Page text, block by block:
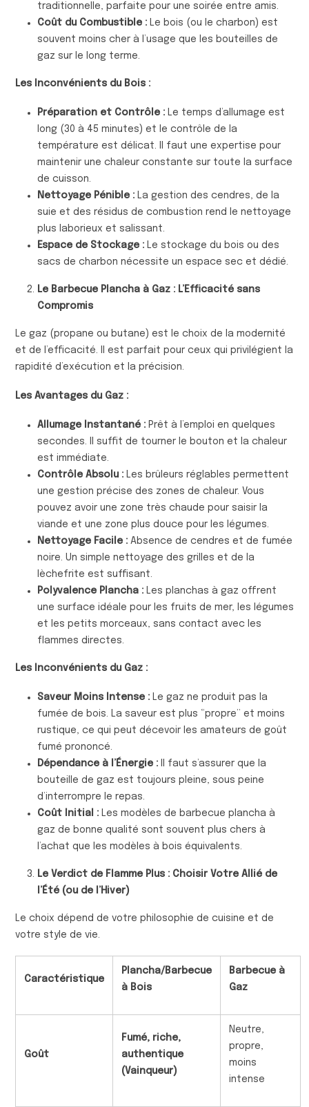
traditionnelle, parfaite pour une soirée entre amis.
Coût du Combustible : Le bois (ou le charbon) est
souvent moins cher à l’usage que les bouteilles de
gaz sur le long terme.
Les Inconvénients du Bois :
Préparation et Contrôle : Le temps d’allumage est
long (30 à 45 minutes) et le contrôle de la
température est délicat. Il faut une expertise pour
maintenir une chaleur constante sur toute la surface
de cuisson.
Nettoyage Pénible : La gestion des cendres, de la
suie et des résidus de combustion rend le nettoyage
plus laborieux et salissant.
Espace de Stockage : Le stockage du bois ou des
sacs de charbon nécessite un espace sec et dédié.
Le Barbecue Plancha à Gaz : L’Efficacité sans
Compromis
Le gaz (propane ou butane) est le choix de la modernité
et de l’efficacité. Il est parfait pour ceux qui privilégient la
rapidité d’exécution et la précision.
Les Avantages du Gaz :
Allumage Instantané : Prêt à l’emploi en quelques
secondes. Il suffit de tourner le bouton et la chaleur
est immédiate.
Contrôle Absolu : Les brûleurs réglables permettent
une gestion précise des zones de chaleur. Vous
pouvez avoir une zone très chaude pour saisir la
viande et une zone plus douce pour les légumes.
Nettoyage Facile : Absence de cendres et de fumée
noire. Un simple nettoyage des grilles et de la
lèchefrite est suffisant.
Polyvalence Plancha : Les planchas à gaz offrent
une surface idéale pour les fruits de mer, les légumes
et les petits morceaux, sans contact avec les
flammes directes.
Les Inconvénients du Gaz :
Saveur Moins Intense : Le gaz ne produit pas la
fumée de bois. La saveur est plus “propre” et moins
rustique, ce qui peut décevoir les amateurs de goût
fumé prononcé.
Dépendance à l’Énergie : Il faut s’assurer que la
bouteille de gaz est toujours pleine, sous peine
d’interrompre le repas.
Coût Initial : Les modèles de barbecue plancha à
gaz de bonne qualité sont souvent plus chers à
l’achat que les modèles à bois équivalents.
Le Verdict de Flamme Plus : Choisir Votre Allié de
l’Été (ou de l’Hiver)
Le choix dépend de votre philosophie de cuisine et de
votre style de vie.
Caractéristique
Plancha/Barbecue
à Bois
Barbecue à
Gaz
Goût
Fumé, riche,
authentique
(Vainqueur)
Neutre,
propre,
moins
intense